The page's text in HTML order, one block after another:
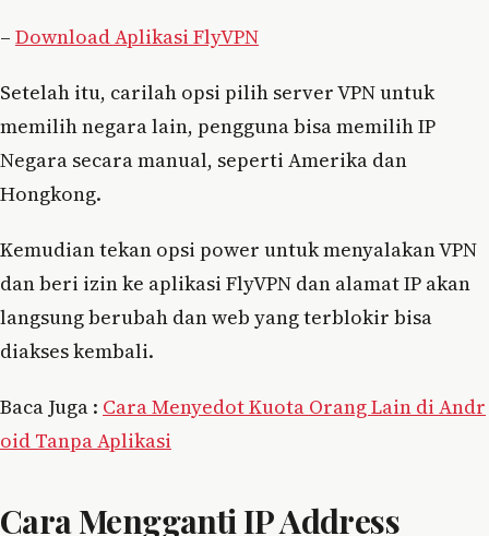
– Download Aplikasi FlyVPN
Setelah itu, carilah opsi pilih server VPN untuk
memilih negara lain, pengguna bisa memilih IP
Negara secara manual, seperti Amerika dan
Hongkong.
Kemudian tekan opsi power untuk menyalakan VPN
dan beri izin ke aplikasi FlyVPN dan alamat IP akan
langsung berubah dan web yang terblokir bisa
diakses kembali.
Baca Juga : Cara Menyedot Kuota Orang Lain di Andr
oid Tanpa Aplikasi
Cara Mengganti IP Address